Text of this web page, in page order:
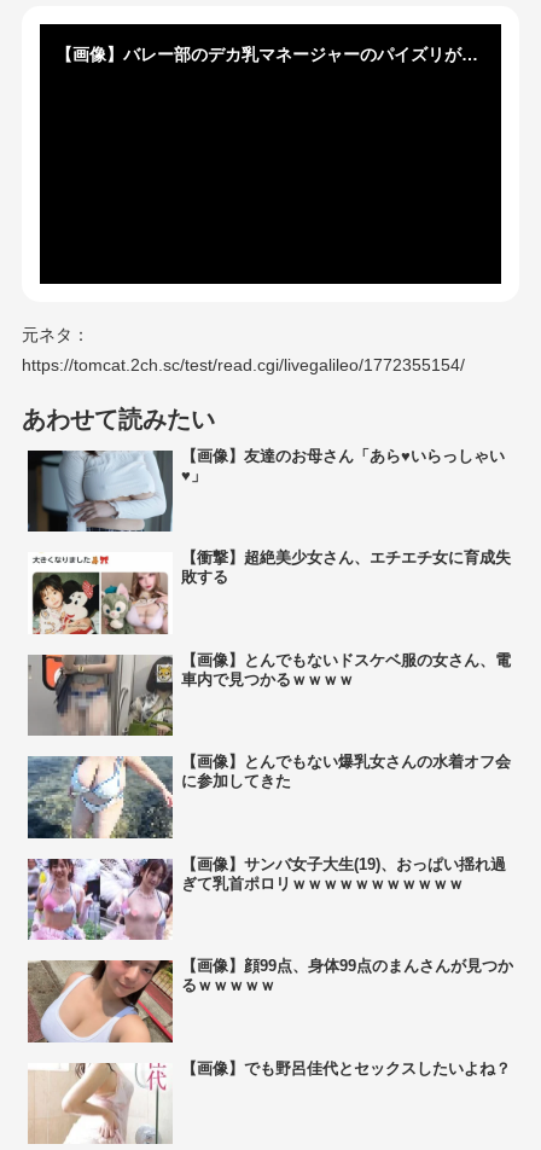
【画像】バレー部のデカ乳マネージャーのパイズリが最高すぎるｗｗｗ
元ネタ：
https://tomcat.2ch.sc/test/read.cgi/livegalileo/1772355154/
あわせて読みたい
【画像】友達のお母さん「あら♥いらっしゃい
♥」
【衝撃】超絶美少女さん、エチエチ女に育成失
敗する
【画像】とんでもないドスケベ服の女さん、電
車内で見つかるｗｗｗｗ
【画像】とんでもない爆乳女さんの水着オフ会
に参加してきた
【画像】サンバ女子大生(19)、おっぱい揺れ過
ぎて乳首ポロリｗｗｗｗｗｗｗｗｗｗｗ
【画像】顔99点、身体99点のまんさんが見つか
るｗｗｗｗｗ
【画像】でも野呂佳代とセックスしたいよね？